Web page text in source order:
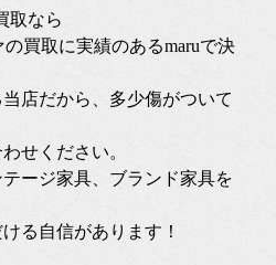
取なら
の買取に実績のあるmaruで決
店だから、多少傷がついて
せください。
ージ家具、ブランド家具を
る自信があります！